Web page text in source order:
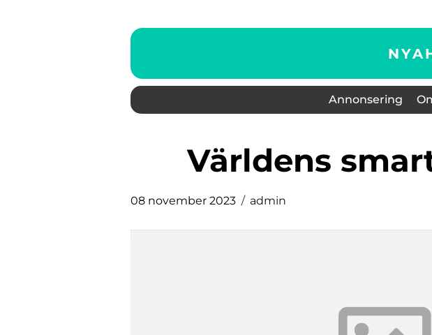
Annonsering
världens
08 november 2023 admin